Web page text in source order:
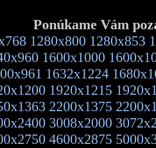
Ponúkame Vám
1280x800 1280x853
1600x1000
1632x1224
1920x1215
2200x1375
3008x2000
4600x2875